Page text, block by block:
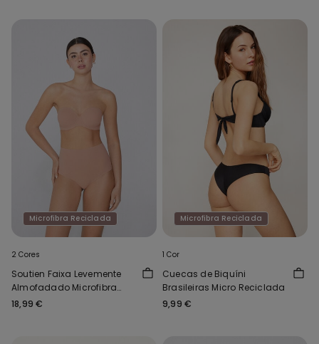
Microfibra Reciclada
2 Cores
Soutien Faixa Levemente
Almofadado Microfibra
Reciclada Full Coverage
18,99 €
Microfibra Reciclada
1 Cor
Cuecas de Biquíni
Brasileiras Micro Reciclada
9,99 €